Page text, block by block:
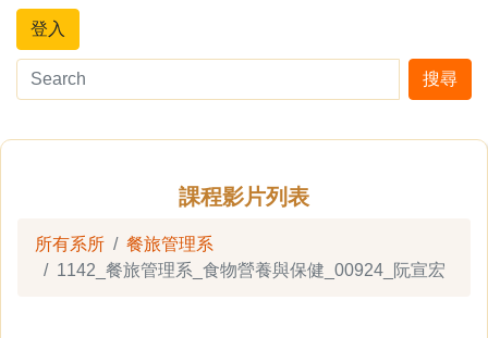
登入
搜尋
課程影片列表
所有系所
餐旅管理系
1142_餐旅管理系_食物營養與保健_00924_阮宣宏